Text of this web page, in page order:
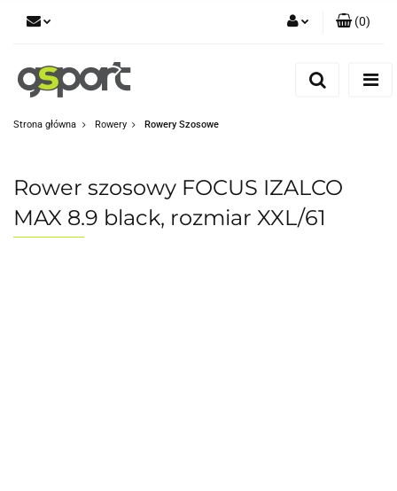
Dodaj zgłoszenie
(0)
Strona główna Rowery Rowery Szosowe
Rower szosowy FOCUS IZALCO
MAX 8.9 black, rozmiar XXL/61